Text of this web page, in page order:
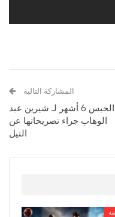
المشاركة التالية
الحبس 6 أشهر لـ شيرين عبد
الوهاب جراء تصريحاتها عن
النيل